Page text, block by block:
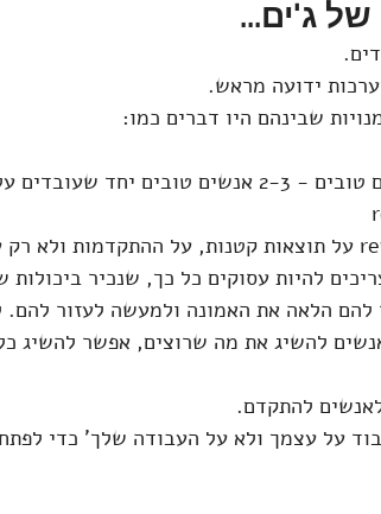
של ג'ים...
זה בלתי ניתן לעצירה.
להיות עסוקים כל כך, שנכיר
להם הלאה את האמונה ולמעשה לעזור
להשיג את מה שרוצים, אפשר להשיג
להתקדם.
על עצמך ולא על העבודה שלך' כדי לפתח